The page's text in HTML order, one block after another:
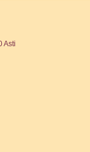
Asti